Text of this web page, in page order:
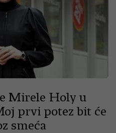
Mirele Holy u
prvi potez bit će
smeća